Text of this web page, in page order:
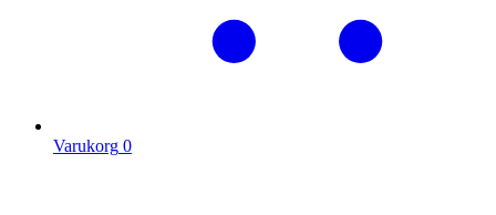
Varukorg 0